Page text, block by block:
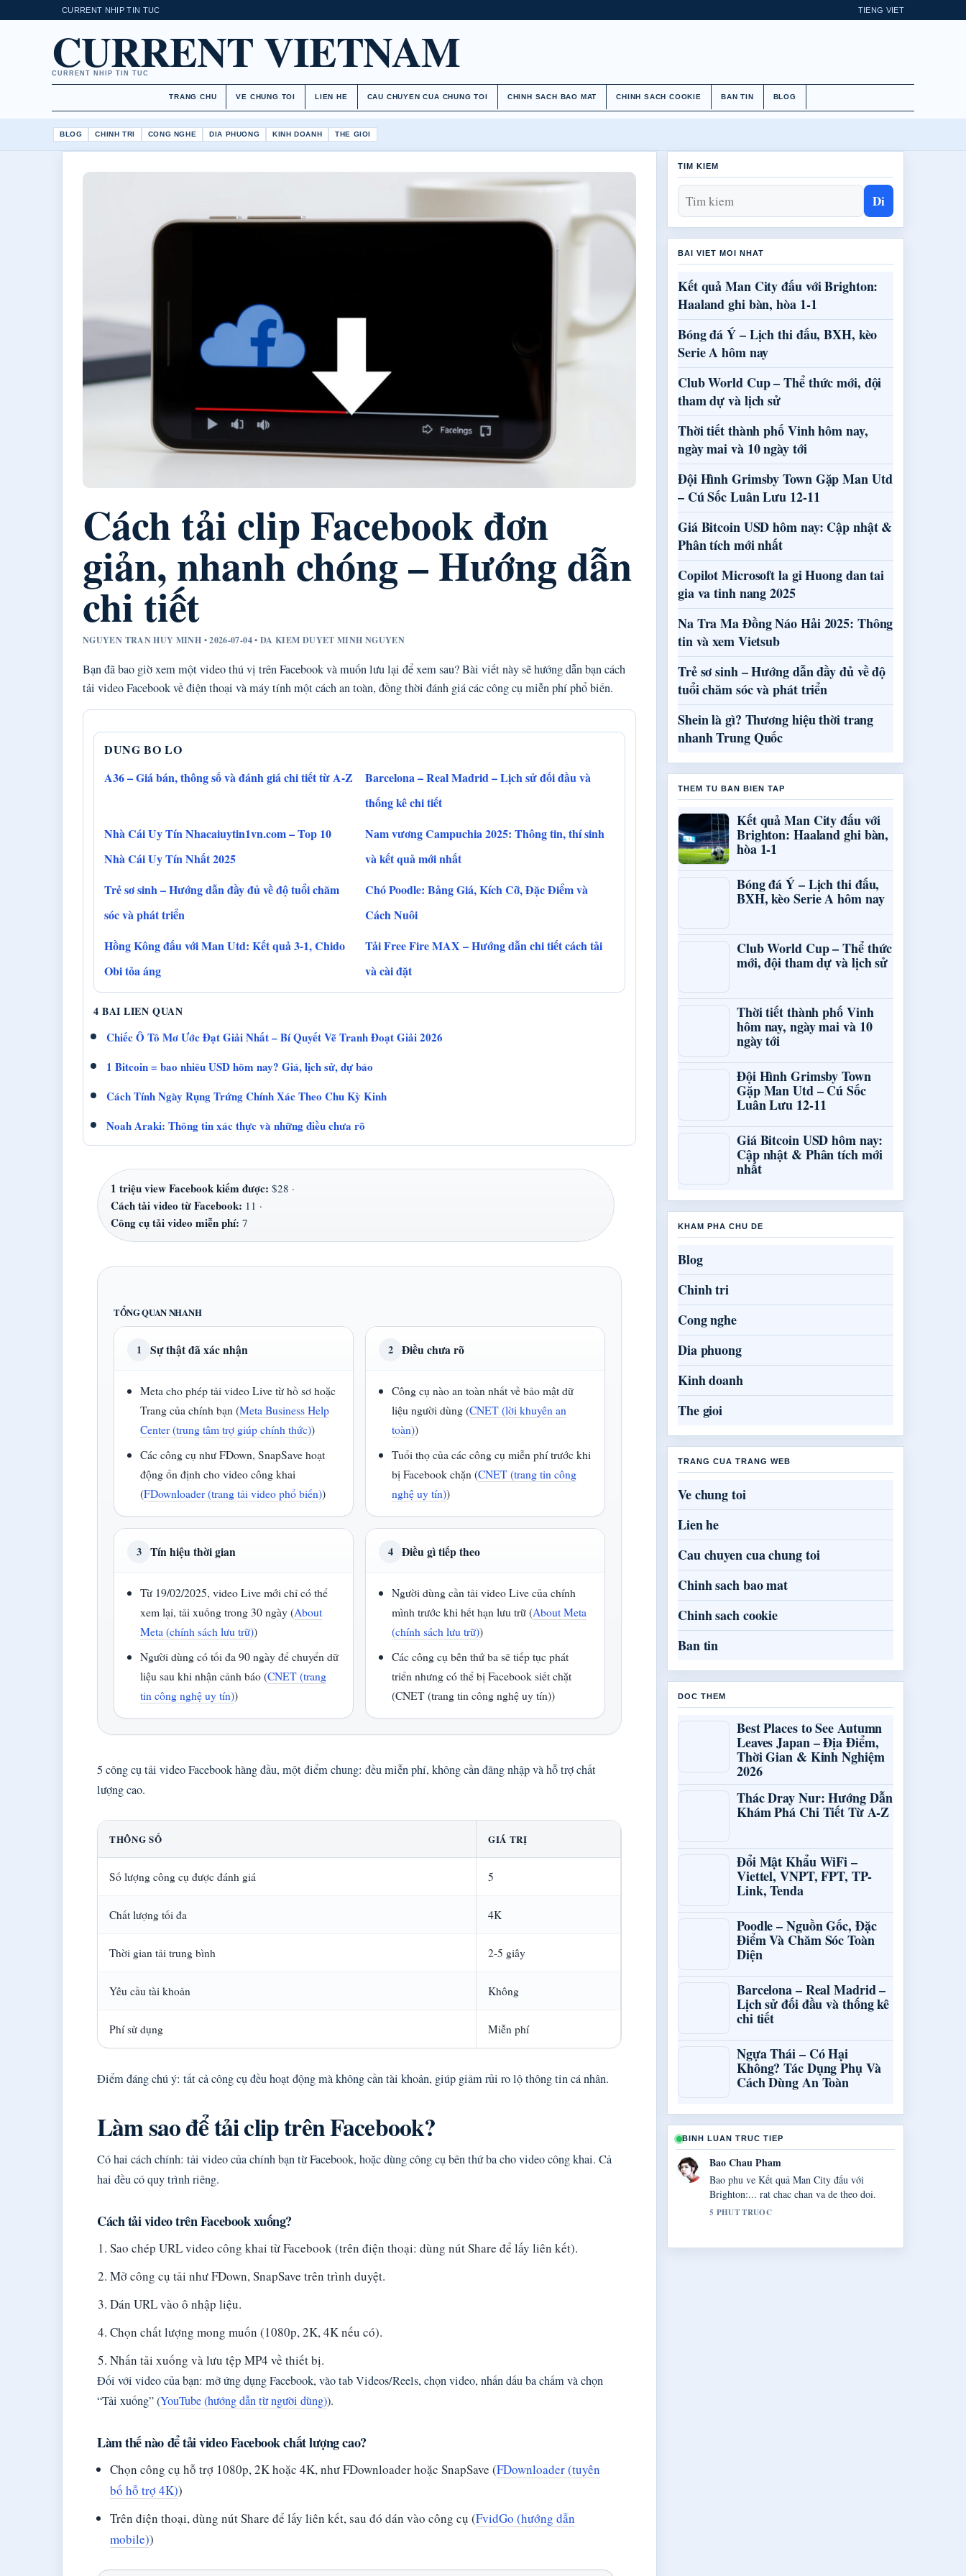
CURRENT NHIP TIN TUC TIENG VIET
CURRENT VIETNAM
CURRENT NHIP TIN TUC
TRANG CHU VE CHUNG TOI LIEN HE CAU CHUYEN CUA CHUNG TOI CHINH SACH BAO MAT CHINH SACH COOKIE BAN TIN BLOG
BLOG CHINH TRI CONG NGHE DIA PHUONG KINH DOANH THE GIOI
Cách tải clip Facebook đơn
giản, nhanh chóng – Hướng dẫn
chi tiết
NGUYEN TRAN HUY MINH • 2026-07-04 • DA KIEM DUYET MINH NGUYEN
Bạn đã bao giờ xem một video thú vị trên Facebook và muốn lưu lại để xem sau? Bài viết này sẽ hướng dẫn bạn cách
tải video Facebook về điện thoại và máy tính một cách an toàn, đồng thời đánh giá các công cụ miễn phí phổ biến.
DUNG BO LO
A36 – Giá bán, thông số và đánh giá chi tiết từ A-Z
Barcelona – Real Madrid – Lịch sử đối đầu và
thống kê chi tiết
Nhà Cái Uy Tín Nhacaiuytin1vn.com – Top 10
Nhà Cái Uy Tín Nhất 2025
Nam vương Campuchia 2025: Thông tin, thí sinh
và kết quả mới nhất
Trẻ sơ sinh – Hướng dẫn đầy đủ về độ tuổi chăm
sóc và phát triển
Chó Poodle: Bảng Giá, Kích Cỡ, Đặc Điểm và
Cách Nuôi
Hồng Kông đấu với Man Utd: Kết quả 3-1, Chido
Obi tỏa áng
Tải Free Fire MAX – Hướng dẫn chi tiết cách tải
và cài đặt
4 BAI LIEN QUAN
Chiếc Ô Tô Mơ Ước Đạt Giải Nhất – Bí Quyết Vẽ Tranh Đoạt Giải 2026
1 Bitcoin = bao nhiêu USD hôm nay? Giá, lịch sử, dự báo
Cách Tính Ngày Rụng Trứng Chính Xác Theo Chu Kỳ Kinh
Noah Araki: Thông tin xác thực và những điều chưa rõ
1 triệu view Facebook kiếm được: $28 ·
Cách tải video từ Facebook: 11 ·
Công cụ tải video miễn phí: 7
TỔNG QUAN NHANH
1 Sự thật đã xác nhận
Meta cho phép tải video Live từ hồ sơ hoặc
Trang của chính bạn (Meta Business Help
Center (trung tâm trợ giúp chính thức))
Các công cụ như FDown, SnapSave hoạt
động ổn định cho video công khai
(FDownloader (trang tải video phổ biến))
2 Điều chưa rõ
Công cụ nào an toàn nhất về bảo mật dữ
liệu người dùng (CNET (lời khuyên an
toàn))
Tuổi thọ của các công cụ miễn phí trước khi
bị Facebook chặn (CNET (trang tin công
nghệ uy tín))
3 Tín hiệu thời gian
Từ 19/02/2025, video Live mới chỉ có thể
xem lại, tải xuống trong 30 ngày (About
Meta (chính sách lưu trữ))
Người dùng có tối đa 90 ngày để chuyển dữ
liệu sau khi nhận cảnh báo (CNET (trang
tin công nghệ uy tín))
4 Điều gì tiếp theo
Người dùng cần tải video Live của chính
mình trước khi hết hạn lưu trữ (About Meta
(chính sách lưu trữ))
Các công cụ bên thứ ba sẽ tiếp tục phát
triển nhưng có thể bị Facebook siết chặt
(CNET (trang tin công nghệ uy tín))
5 công cụ tải video Facebook hàng đầu, một điểm chung: đều miễn phí, không cần đăng nhập và hỗ trợ chất
lượng cao.
THÔNG SỐ GIÁ TRỊ
Số lượng công cụ được đánh giá 5
Chất lượng tối đa 4K
Thời gian tải trung bình 2-5 giây
Yêu cầu tài khoản Không
Phí sử dụng Miễn phí
Điểm đáng chú ý: tất cả công cụ đều hoạt động mà không cần tài khoản, giúp giảm rủi ro lộ thông tin cá nhân.
Làm sao để tải clip trên Facebook?
Có hai cách chính: tải video của chính bạn từ Facebook, hoặc dùng công cụ bên thứ ba cho video công khai. Cả
hai đều có quy trình riêng.
Cách tải video trên Facebook xuống?
Sao chép URL video công khai từ Facebook (trên điện thoại: dùng nút Share để lấy liên kết).
Mở công cụ tải như FDown, SnapSave trên trình duyệt.
Dán URL vào ô nhập liệu.
Chọn chất lượng mong muốn (1080p, 2K, 4K nếu có).
Nhấn tải xuống và lưu tệp MP4 về thiết bị.
Đối với video của bạn: mở ứng dụng Facebook, vào tab Videos/Reels, chọn video, nhấn dấu ba chấm và chọn
“Tải xuống” (YouTube (hướng dẫn từ người dùng)).
Làm thế nào để tải video Facebook chất lượng cao?
Chọn công cụ hỗ trợ 1080p, 2K hoặc 4K, như FDownloader hoặc SnapSave (FDownloader (tuyên
bố hỗ trợ 4K))
Trên điện thoại, dùng nút Share để lấy liên kết, sau đó dán vào công cụ (FvidGo (hướng dẫn
mobile))
TIM KIEM
Di
BAI VIET MOI NHAT
Kết quả Man City đấu với Brighton:
Haaland ghi bàn, hòa 1-1
Bóng đá Ý – Lịch thi đấu, BXH, kèo
Serie A hôm nay
Club World Cup – Thể thức mới, đội
tham dự và lịch sử
Thời tiết thành phố Vinh hôm nay,
ngày mai và 10 ngày tới
Đội Hình Grimsby Town Gặp Man Utd
– Cú Sốc Luân Lưu 12-11
Giá Bitcoin USD hôm nay: Cập nhật &
Phân tích mới nhất
Copilot Microsoft la gi Huong dan tai
gia va tinh nang 2025
Na Tra Ma Đồng Náo Hải 2025: Thông
tin và xem Vietsub
Trẻ sơ sinh – Hướng dẫn đầy đủ về độ
tuổi chăm sóc và phát triển
Shein là gì? Thương hiệu thời trang
nhanh Trung Quốc
THEM TU BAN BIEN TAP
Kết quả Man City đấu với
Brighton: Haaland ghi bàn,
hòa 1-1
Bóng đá Ý – Lịch thi đấu,
BXH, kèo Serie A hôm nay
Club World Cup – Thể thức
mới, đội tham dự và lịch sử
Thời tiết thành phố Vinh
hôm nay, ngày mai và 10
ngày tới
Đội Hình Grimsby Town
Gặp Man Utd – Cú Sốc
Luân Lưu 12-11
Giá Bitcoin USD hôm nay:
Cập nhật & Phân tích mới
nhất
KHAM PHA CHU DE
Blog
Chinh tri
Cong nghe
Dia phuong
Kinh doanh
The gioi
TRANG CUA TRANG WEB
Ve chung toi
Lien he
Cau chuyen cua chung toi
Chinh sach bao mat
Chinh sach cookie
Ban tin
DOC THEM
Best Places to See Autumn
Leaves Japan – Địa Điểm,
Thời Gian & Kinh Nghiệm
2026
Thác Dray Nur: Hướng Dẫn
Khám Phá Chi Tiết Từ A-Z
Đổi Mật Khẩu WiFi –
Viettel, VNPT, FPT, TP-
Link, Tenda
Poodle – Nguồn Gốc, Đặc
Điểm Và Chăm Sóc Toàn
Diện
Barcelona – Real Madrid –
Lịch sử đối đầu và thống kê
chi tiết
Ngựa Thái – Có Hại
Không? Tác Dụng Phụ Và
Cách Dùng An Toàn
BINH LUAN TRUC TIEP
Bao Chau Pham
Bao phu ve Kết quả Man City đấu với
Brighton:... rat chac chan va de theo doi.
5 PHUT TRUOC